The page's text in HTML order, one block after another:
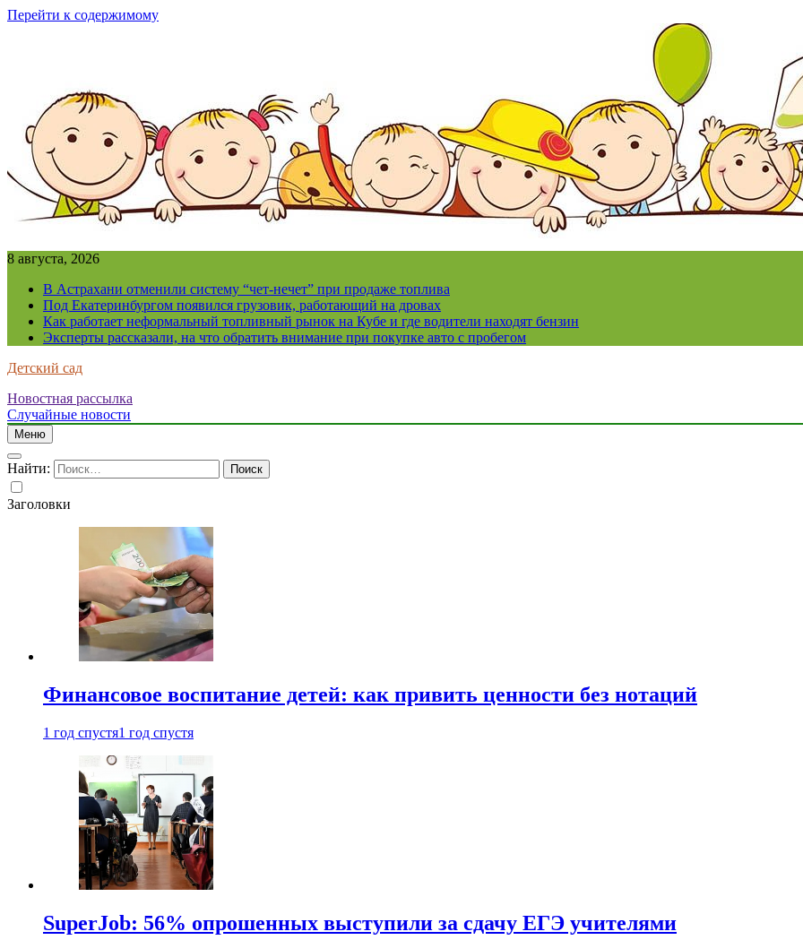
Перейти к содержимому
8 августа, 2026
В Астрахани отменили систему “чет-нечет” при продаже топлива
Под Екатеринбургом появился грузовик, работающий на дровах
Как работает неформальный топливный рынок на Кубе и где водители находят бензин
Эксперты рассказали, на что обратить внимание при покупке авто с пробегом
Детский сад
Новостная рассылка
Случайные новости
Меню
Найти:
Заголовки
Финансовое воспитание детей: как привить ценности без нотаций
1 год спустя1 год спустя
SuperJob: 56% опрошенных выступили за сдачу ЕГЭ учителями